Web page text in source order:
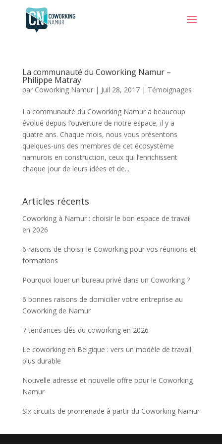
La communauté du Coworking Namur –
Philippe Matray
par Coworking Namur| Juil 28, 2017| Témoignages
La communauté du Coworking Namur a beaucoup
évolué depuis l’ouverture de notre espace, il y a
quatre ans. Chaque mois, nous vous présentons
quelques-uns des membres de cet écosystème
namurois en construction, ceux qui l’enrichissent
chaque jour de leurs idées et de...
Articles récents
Coworking à Namur : choisir le bon espace de travail
en 2026
6 raisons de choisir le Coworking pour vos réunions et
formations
Pourquoi louer un bureau privé dans un Coworking ?
6 bonnes raisons de domicilier votre entreprise au
Coworking de Namur
7 tendances clés du coworking en 2026
Le coworking en Belgique : vers un modèle de travail
plus durable
Nouvelle adresse et nouvelle offre pour le Coworking
Namur
Six circuits de promenade à partir du Coworking Namur